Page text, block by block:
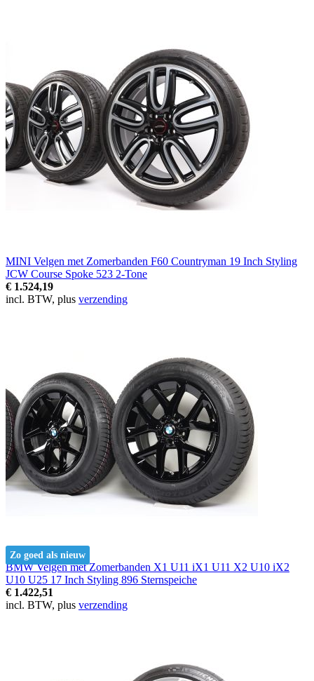
MINI Velgen met Zomerbanden F60 Countryman 19 Inch Styling
JCW Course Spoke 523 2-Tone
€ 1.524,19
incl. BTW, plus verzending
Zo goed als nieuw
BMW Velgen met Zomerbanden X1 U11 iX1 U11 X2 U10 iX2
U10 U25 17 Inch Styling 896 Sternspeiche
€ 1.422,51
incl. BTW, plus verzending